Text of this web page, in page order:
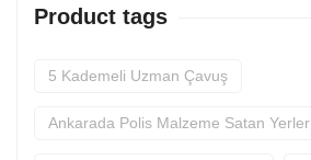
Product tags
5 Kademeli Uzman Çavuş
Ankarada Polis Malzeme Satan Yerler